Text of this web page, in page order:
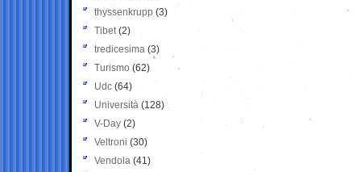
thyssenkrupp (3)
Tibet(2)
tredicesima (3)
Turismo (62)
Udc (64)
Università (128)
V-Day (2)
Veltroni (30)
Vendola (41)